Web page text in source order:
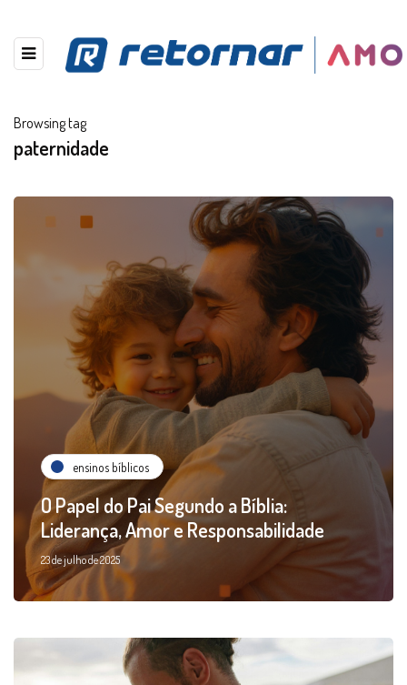
Browsing tag
paternidade
ensinos bíblicos
O Papel do Pai Segundo a Bíblia:
Liderança, Amor e Responsabilidade
23 de julho de 2025